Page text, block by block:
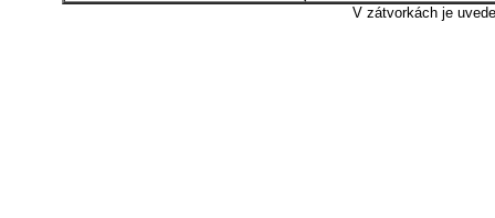
V zátvorkách je